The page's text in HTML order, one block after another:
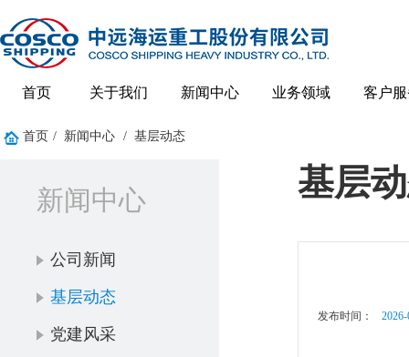
首页 关于我们 新闻中心 业务领域 客户
首页 / 新闻中心 / 基层动态
新闻中心
公司新闻
基层动态
党建风采
基层
发布时间：